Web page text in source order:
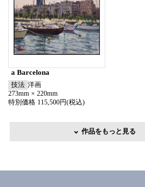
a Barcelona
技法 洋画
273mm × 220mm
特別価格 115,500円(税込)
作品をもっと見る